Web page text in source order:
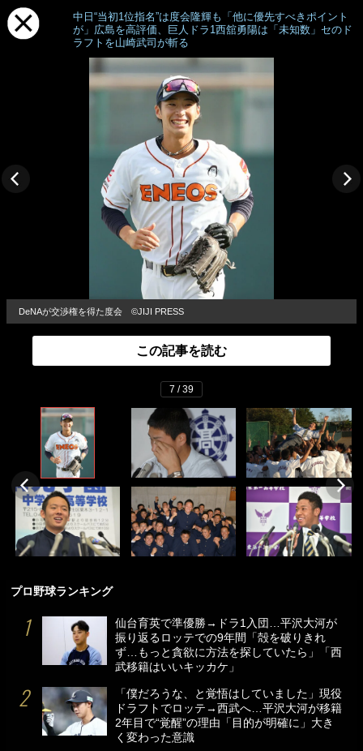
中日“当初1位指名”は度会隆輝も「他に優先すべきポイント
が」広島を高評価、巨人ドラ1西舘勇陽は「未知数」セのド
ラフトを山崎武司が斬る
DeNAが交渉権を得た度会 ©JIJI PRESS
この記事を読む
7 / 39
プロ野球ランキング
仙台育英で準優勝→ドラ1入団…平沢大河が
振り返るロッテでの9年間「殻を破りきれ
ず…もっと貪欲に方法を探していたら」「西
武移籍はいいキッカケ」
「僕だろうな、と覚悟はしていました」現役
ドラフトでロッテ→西武へ…平沢大河が移籍
2年目で“覚醒”の理由「目的が明確に」大き
く変わった意識